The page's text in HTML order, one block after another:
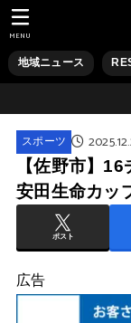
地域ニュース
MENU
スポーツ
【佐野市】
安田生命カッ
ポスト
広告